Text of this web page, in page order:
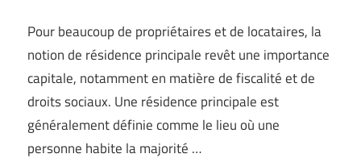
Pour beaucoup de propriétaires et de locataires, la
notion de résidence principale revêt une importance
capitale, notamment en matière de fiscalité et de
droits sociaux. Une résidence principale est
généralement définie comme le lieu où une
personne habite la majorité …